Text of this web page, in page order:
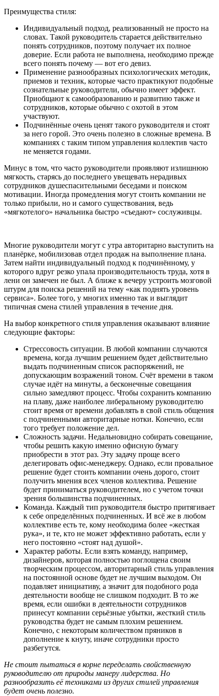
Преимущества стиля:
Индивидуальный подход, реализованный не просто на
словах. Такой руководитель старается действительно
понять сотрудников, поэтому получает их полное
доверие. Если работа не выполнена, необходимо прежде
всего понять почему — вот его девиз.
Применение разнообразных психологических методик,
приемов и техник, которые часто практикуют подобные
сознательные руководители, обычно имеет эффект.
Приобщают к самообразованию и развитию также и
сотрудников, которые обычно с охотой в этом
участвуют.
Подчинённые очень ценят такого руководителя и стоят
за него горой. Это очень полезно в сложные времена. В
компаниях с таким типом управления коллектив часто
не меняется годами.
Минус в том, что часто руководители проявляют излишнюю
мягкость, старясь до последнего увещевать нерадивых
сотрудников душеспасительными беседами и поиском
мотивации. Иногда промедления могут стоить компании не
только прибыли, но и самого существования, ведь
«мягкотелого» начальника быстро «съедают» сослуживцы.
Многие руководители могут с утра авторитарно выступить на
планёрке, мобилизовав отдел продаж на выполнение плана.
Затем найти индивидуальный подход к подчинённому, у
которого вдруг резко упала производительность труда, хотя в
лени он замечен не был. А ближе к вечеру устроить мозговой
штурм для поиска решений на тему «как поднять уровень
сервиса». Более того, у многих именно так и выглядит
типичная смена стилей управления в течение дня.
На выбор конкретного стиля управления оказывают влияние
следующие факторы:
Стрессовость ситуации. В любой компании случаются
времена, когда лучшим решением будет действительно
выдать подчиненным список распоряжений, не
допускающим возражений тоном. Счёт времени в таком
случае идёт на минуты, а бесконечные совещания
сильно замедляют процесс. Чтобы сохранить компанию
на плаву, даже наиболее либеральному руководителю
стоит время от времени добавлять в свой стиль общения
с подчиненными авторитарные нотки. Конечно, если
того требует положение дел.
Сложность задачи. Недальновидно собирать совещание,
чтобы решить какую именно офисную бумагу
приобрести в этот раз. Эту задачу проще всего
делегировать офис-менеджеру. Однако, если провальное
решение будет стоить компании очень дорого, стоит
получить мнения всех членов коллектива. Решение
будет приниматься руководителем, но с учетом точки
зрения большинства подчиненных.
Команда. Каждый тип руководителя быстро притягивает
к себе определённых подчиненных. И всё же в любом
коллективе есть те, кому необходима более «жесткая
рука», и те, кто не может эффективно работать, если у
него постоянно «стоят над душой».
Характер работы. Если взять команду, например,
дизайнеров, которая полностью поглощена своим
творческим процессом, авторитарный стиль управления
на постоянной основе будет не лучшим выходом. Он
подавляет инициативу, а значит для подобного рода
деятельности вообще не слишком подходит. В то же
время, если ошибки в деятельности сотрудников
принесут компании серьёзные убытки, жесткий стиль
руководства будет не самым плохим решением.
Конечно, с некоторым количеством пряников в
дополнение к кнуту, иначе сотрудники просто
разбегутся.
Не стоит пытаться в корне переделать свойственную
руководителю от природы манеру лидерства. Но
разнообразить её техниками из других стилей управления
будет очень полезно.